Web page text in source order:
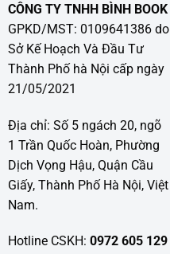
CÔNG TY TNHH BÌNH BOOK
GPKD/MST: 0109641386 do
Sở Kế Hoạch Và Đầu Tư
Thành Phố hà Nội cấp ngày
21/05/2021
Địa chỉ: Số 5 ngách 20, ngõ
1 Trần Quốc Hoàn, Phường
Dịch Vọng Hậu, Quận Cầu
Giấy, Thành Phố Hà Nội, Việt
Nam.
Hotline CSKH: 0972 605 129